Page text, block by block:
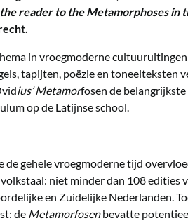
reader to the Metamorphoses in
in vroegmoderne
tapijten, poëzie en toneelteksten
ius’ Metamorfosen de
op de Latijnse school.
de gehele vroegmoderne tijd
niet minder dan 108 edities
en Zuidelijke Nederlanden.
de Metamorfosenbevatte